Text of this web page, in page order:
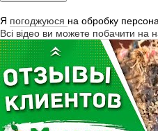
Я погоджуюся на обробку
Всі відео ви можете побачити на